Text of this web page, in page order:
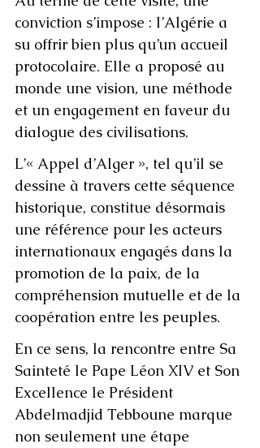
conviction s’impose : l’Algérie a
su offrir bien plus qu’un accueil
protocolaire. Elle a proposé au
monde une vision, une méthode
et un engagement en faveur du
dialogue des civilisations.
L’« Appel d’Alger », tel qu’il se
dessine à travers cette séquence
historique, constitue désormais
une référence pour les acteurs
internationaux engagés dans la
promotion de la paix, de la
compréhension mutuelle et de la
coopération entre les peuples.
En ce sens, la rencontre entre Sa
Sainteté le Pape Léon XIV et Son
Excellence le Président
Abdelmadjid Tebboune marque
non seulement une étape